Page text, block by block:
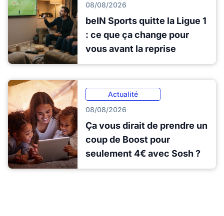
08/08/2026
beIN Sports quitte la Ligue 1
: ce que ça change pour
vous avant la reprise
Actualité
08/08/2026
Ça vous dirait de prendre un
coup de Boost pour
seulement 4€ avec Sosh ?